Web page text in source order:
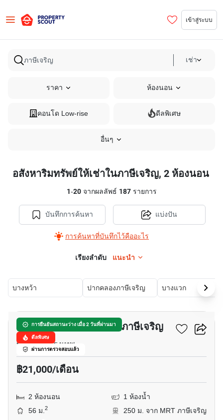
เข้าสู่ระบบ
เช่า
ราคา ห้องนอน
คอนโด Low-rise ดีลพิเศษ
อื่นๆ
อสังหาริมทรัพย์ให้เช่าในภาษีเจริญ, 2 ห้องนอน
1-20จากผลลัพธ์ 187รายการ
บันทึกการค้นหา
การค้นหาที่บันทึกไว้คืออะไร
แบ่งปัน
เรียงลำดับ แนะนำ
บางหว้า ปากคลองภาษีเจริญ บางแวก
การยืนยันสถานะว่าง เมื่อ 2 วันที่ผ่านมา
ดีลพิเศษ
ผ่านการตรวจสอบแล้ว
ศุภาลัย เวอเรนด้า สถานี ภาษีเจริญ
บางหว้า, กรุงเทพ
฿21,000/เดือน
2 ห้องนอน
1 ห้องน้ำ
56 ม.2
250 ม. จาก MRT ภาษีเจริญ